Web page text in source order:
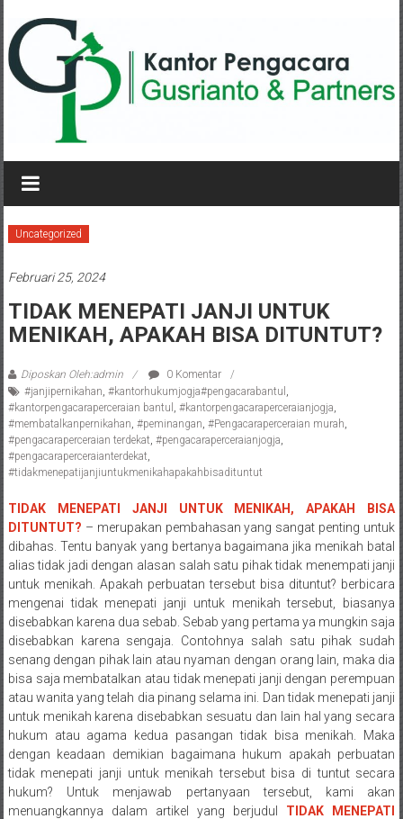
konten
KANTOR
PENGACARA
GUSRIANTO
&
PARTNERS
Kantor
Perceraian
/
Pengacara
Perceraian/
Advokat
Konsultan
Hukum
/
Konsultan
Hukum
Pajak/
Mediator/
Mediasi/
Yogyakarta/Bantul/Sleman/Gunung
Kidul/Wonosari/Wates/Kulonprogo/
Yogyakarta/Jogja/
kalten/Solo/
Purwakarta,
Sukoharjo/
Semarang/
Uncategorized
Februari 25, 2024
TIDAK MENEPATI JANJI UNTUK
MENIKAH, APAKAH BISA DITUNTUT?
Diposkan Oleh:admin
0 Komentar
#janjipernikahan, #kantorhukumjogja#pengacarabantul ,
#kantorpengacaraperceraian bantul , #kantorpengacaraperceraianjogja,
#membatalkanpernikahan, #peminangan, #Pengacaraperceraian murah,
#pengacaraperceraian terdekat, #pengacaraperceraianjogja,
#pengacaraperceraianterdekat,
#tidakmenepatijanjiuntukmenikahapakahbisadituntut
TIDAK MENEPATI JANJI UNTUK MENIKAH, APAKAH BISA
DITUNTUT? – merupakan pembahasan yang sangat penting untuk
dibahas. Tentu banyak yang bertanya bagaimana jika menikah batal
alias tidak jadi dengan alasan salah satu pihak tidak menempati janji
untuk menikah. Apakah perbuatan tersebut bisa dituntut? berbicara
mengenai tidak menepati janji untuk menikah tersebut, biasanya
disebabkan karena dua sebab. Sebab yang pertama ya mungkin saja
disebabkan karena sengaja. Contohnya salah satu pihak sudah
senang dengan pihak lain atau nyaman dengan orang lain, maka dia
bisa saja membatalkan atau tidak menepati janji dengan perempuan
atau wanita yang telah dia pinang selama ini. Dan tidak menepati janji
untuk menikah karena disebabkan sesuatu dan lain hal yang secara
hukum atau agama kedua pasangan tidak bisa menikah. Maka
dengan keadaan demikian bagaimana hukum apakah perbuatan
tidak menepati janji untuk menikah tersebut bisa di tuntut secara
hukum? Untuk menjawab pertanyaan tersebut, kami akan
menuangkannya dalam artikel yang berjudul TIDAK MENEPATI